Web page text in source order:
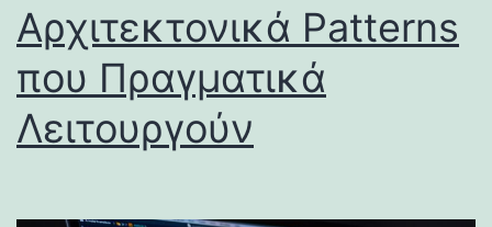
Αρχιτεκτονικά Patterns
που Πραγματικά
Λειτουργούν